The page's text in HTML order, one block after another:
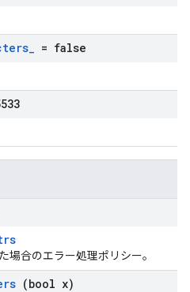
_ = false
場合のエラー処理ポリシー。
(bool x)